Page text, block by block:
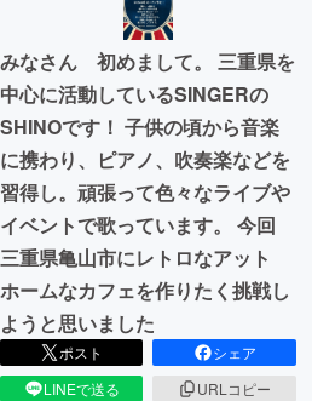
みなさん 初めまして。 三重県を
中心に活動しているSINGERの
SHINOです！ 子供の頃から音楽
に携わり、ピアノ、吹奏楽などを
習得し。頑張って色々なライブや
イベントで歌っています。 今回
三重県亀山市にレトロなアット
ホームなカフェを作りたく挑戦し
ようと思いました
ポスト
シェア
LINEで送る
URLコピー